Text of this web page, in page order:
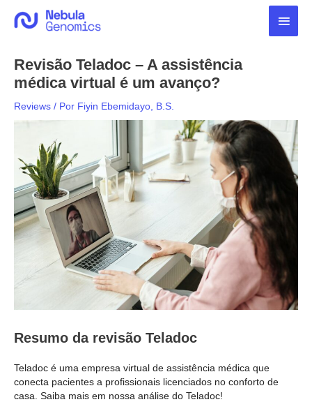
para
Revisão Teladoc – A assistência
médica virtual é um avanço?
Reviews / Por Fiyin Ebemidayo, B.S.
Resumo da revisão Teladoc
Teladoc é uma empresa virtual de assistência médica que
conecta pacientes a profissionais licenciados no conforto de
casa. Saiba mais em nossa análise do Teladoc!